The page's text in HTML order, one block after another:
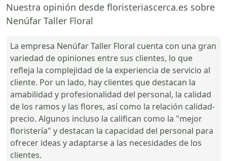
Nuestra opinión desde floristeriascerca.es sobre
Nenúfar Taller Floral
La empresa Nenúfar Taller Floral cuenta con una gran
variedad de opiniones entre sus clientes, lo que
refleja la complejidad de la experiencia de servicio al
cliente. Por un lado, hay clientes que destacan la
amabilidad y profesionalidad del personal, la calidad
de los ramos y las flores, así como la relación calidad-
precio. Algunos incluso la califican como la "mejor
floristería" y destacan la capacidad del personal para
ofrecer ideas y adaptarse a las necesidades de los
clientes.